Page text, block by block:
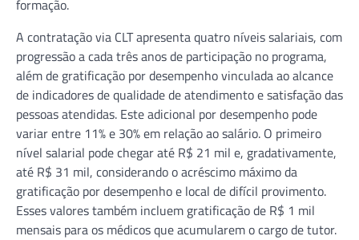
formação.
A contratação via CLT apresenta quatro níveis salariais, com
progressão a cada três anos de participação no programa,
além de gratificação por desempenho vinculada ao alcance
de indicadores de qualidade de atendimento e satisfação das
pessoas atendidas. Este adicional por desempenho pode
variar entre 11% e 30% em relação ao salário. O primeiro
nível salarial pode chegar até R$ 21 mil e, gradativamente,
até R$ 31 mil, considerando o acréscimo máximo da
gratificação por desempenho e local de difícil provimento.
Esses valores também incluem gratificação de R$ 1 mil
mensais para os médicos que acumularem o cargo de tutor.